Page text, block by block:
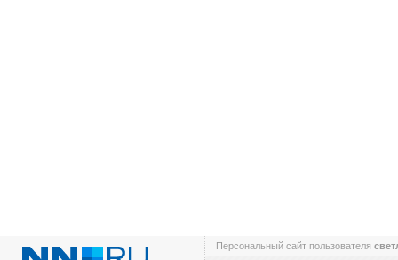
Персональный сайт пользователя